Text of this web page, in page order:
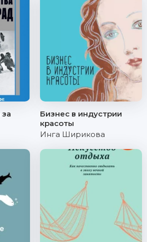
Бизнес в индустрии
красоты
Инга Ширикова